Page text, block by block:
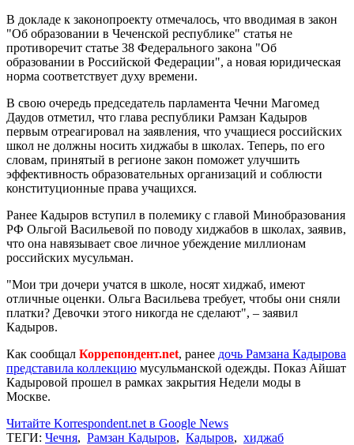
В докладе к законопроекту отмечалось, что вводимая в закон
"Об образовании в Чеченской республике" статья не
противоречит статье 38 Федерального закона "Об
образовании в Российской Федерации", а новая юридическая
норма соответствует духу времени.
В свою очередь председатель парламента Чечни Магомед
Даудов отметил, что глава республики Рамзан Кадыров
первым отреагировал на заявления, что учащиеся российских
школ не должны носить хиджабы в школах. Теперь, по его
словам, принятый в регионе закон поможет улучшить
эффективность образовательных организаций и соблюсти
конституционные права учащихся.
Ранее Кадыров вступил в полемику с главой Минобразования
РФ Ольгой Васильевой по поводу хиджабов в школах, заявив,
что она навязывает свое личное убеждение миллионам
российских мусульман.
"Мои три дочери учатся в школе, носят хиджаб, имеют
отличные оценки. Ольга Васильева требует, чтобы они сняли
платки? Девочки этого никогда не сделают", – заявил
Кадыров.
Как сообщал Коррепондент.net, ранее дочь Рамзана Кадырова
представила коллекцию мусульманской одежды. Показ Айшат
Кадыровой прошел в рамках закрытия Недели моды в
Москве.
Читайте Korrespondent.net в Google News
ТЕГИ: Чечня, Рамзан Кадыров, Кадыров, хиджаб